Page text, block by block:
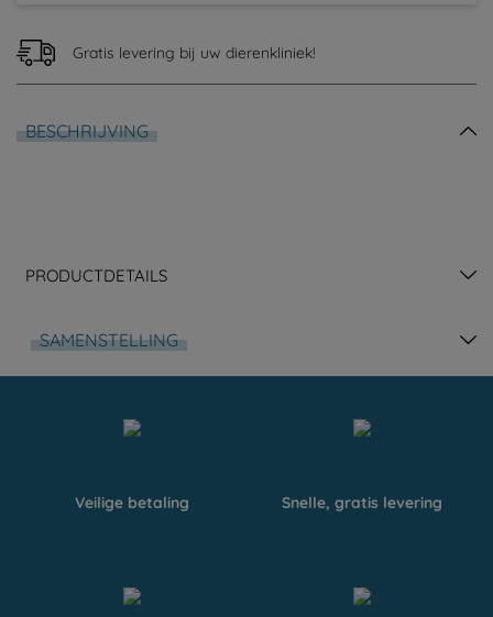
Gratis levering bij uw dierenkliniek!
BESCHRIJVING
PRODUCTDETAILS
SAMENSTELLING
Veilige betaling Snelle, gratis levering